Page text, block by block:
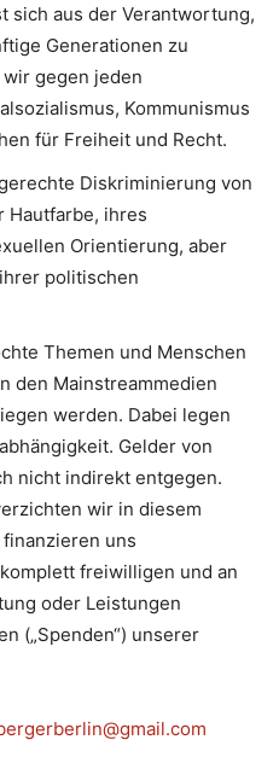
sich aus der Verantwortung,
Generationen zu
gegen jeden
Kommunismus
für Freiheit und Recht.
Diskriminierung von
Hautfarbe, ihres
Orientierung, aber
politischen
Themen und Menschen
den Mainstreammedien
werden. Dabei legen
Gelder von
nicht indirekt entgegen.
wir in diesem
uns
freiwilligen und an
oder Leistungen
(„Spenden“) unserer